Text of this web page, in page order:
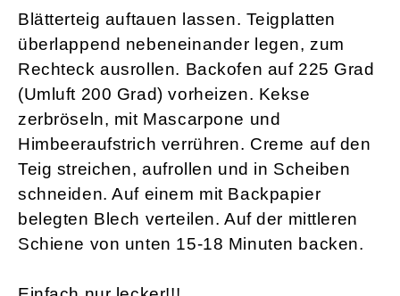
Blätterteig auftauen lassen. Teigplatten
überlappend nebeneinander legen, zum
Rechteck ausrollen. Backofen auf 225 Grad
(Umluft 200 Grad) vorheizen. Kekse
zerbröseln, mit Mascarpone und
Himbeeraufstrich verrühren. Creme auf den
Teig streichen, aufrollen und in Scheiben
schneiden. Auf einem mit Backpapier
belegten Blech verteilen. Auf der mittleren
Schiene von unten 15-18 Minuten backen.